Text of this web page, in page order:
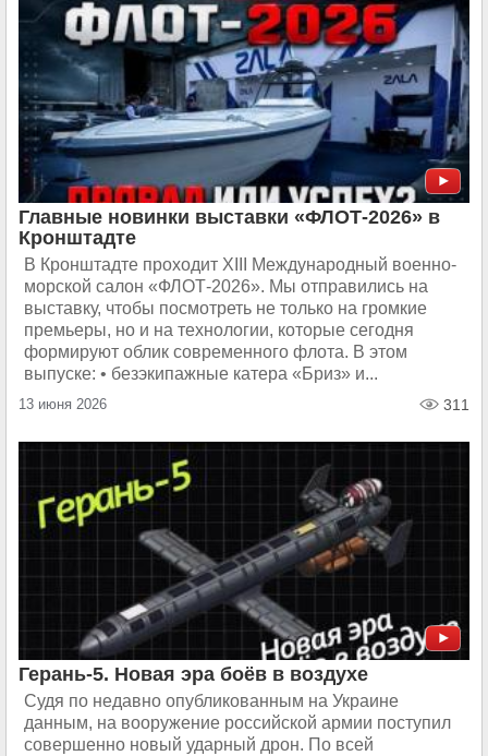
Главные новинки выставки «ФЛОТ-2026» в
Кронштадте
В Кронштадте проходит XIII Международный военно-
морской салон «ФЛОТ-2026». Мы отправились на
выставку, чтобы посмотреть не только на громкие
премьеры, но и на технологии, которые сегодня
формируют облик современного флота. В этом
выпуске: • безэкипажные катера «Бриз» и...
13 июня 2026 311
Герань-5. Новая эра боёв в воздухе
Судя по недавно опубликованным на Украине
данным, на вооружение российской армии поступил
совершенно новый ударный дрон. По всей